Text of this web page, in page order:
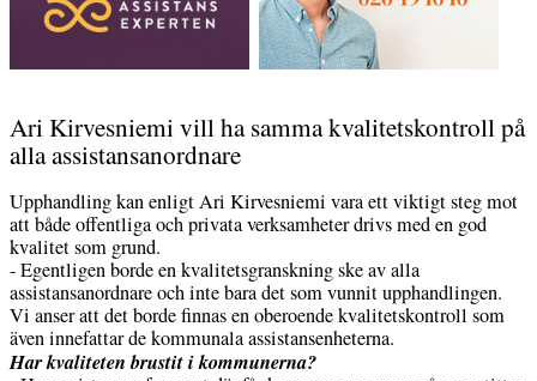
Ari Kirvesniemi vill ha samma kvalitetskontroll på
alla assistansanordnare
Upphandling kan enligt Ari Kirvesniemi vara ett viktigt steg mot
att både offentliga och privata verksamheter drivs med en god
kvalitet som grund.
- Egentligen borde en kvalitetsgranskning ske av alla
assistansanordnare och inte bara det som vunnit upphandlingen.
Vi anser att det borde finnas en oberoende kvalitetskontroll som
även innefattar de kommunala assistansenheterna.
Har kvaliteten brustit i kommunerna?